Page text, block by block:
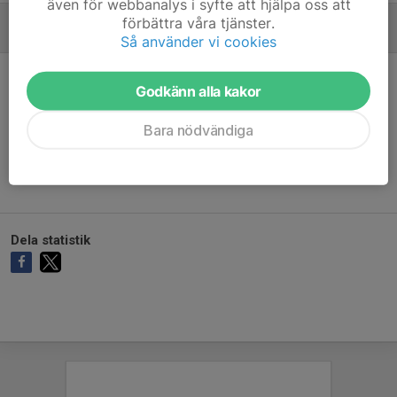
Ingen målvaktsstatistik inlagd
Dela statistik
även för webbanalys i syfte att hjälpa oss att
förbättra våra tjänster.
Så använder vi cookies
Godkänn alla kakor
Bara nödvändiga